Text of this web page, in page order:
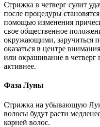
Cтрижка в четверг сулит
после процедуры
помощью изменения
свое общественное
окружающими, заручиться
оказаться в центре
или окрашивание в четверг
активнее.
Фаза Луны
Стрижка на убывающую
волосы будут расти
корней волос.